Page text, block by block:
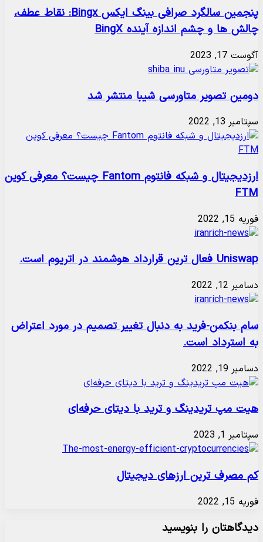
پنجمین سالگرد صرافی بینگ ایکس Bingx: نقاط عطف،
چالش ها و چشم اندازه آینده BingX
آگوست 17, 2023
دومین تصویر متاورسی شیبا منتشر شد
سپتامبر 13, 2022
ارزدیجیتال و شبکه فانتوم Fantom چیست؟ معرفی کوین
FTM
فوریه 15, 2022
Uniswap فعال ترین قرارداد هوشمند در اتریوم است.
دسامبر 12, 2022
سام بنکمن-فرید به دنبال تغییر تصمیم در مورد اعتراض
به استرداد است.
دسامبر 19, 2022
هیت مپ تریدینگ و ترید با دیتای حرفه‌ای
سپتامبر 1, 2023
کم مصرف ترین ارزهای دیجیتال
فوریه 15, 2022
دیدگاهتان را بنویسید